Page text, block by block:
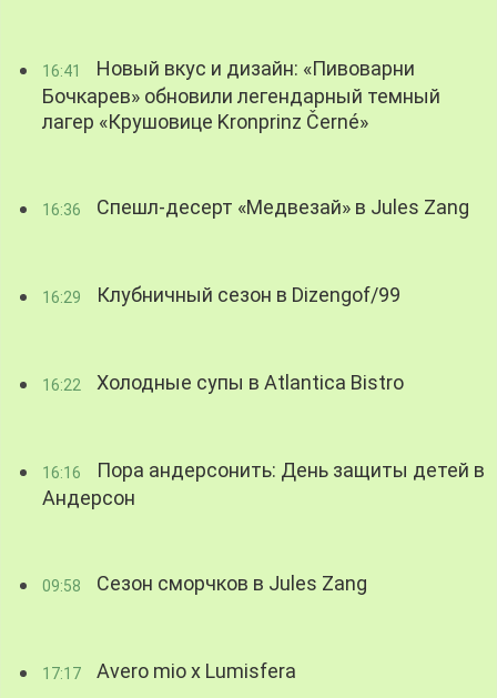
16:41
Новый вкус и дизайн: «Пивоварни
Бочкарев» обновили легендарный темный
лагер «Крушовице Kronprinz Černé»
16:36 Спешл-десерт «Медвезай» в Jules Zang
16:29 Клубничный сезон в Dizengof/99
16:22 Холодные супы в Atlantica Bistro
16:16
Пора андерсонить: День защиты детей в
Андерсон
09:58 Сезон сморчков в Jules Zang
17:17 Avero mio x Lumisfera